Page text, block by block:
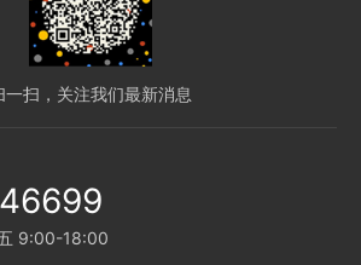
一扫，关注我们最新消息
9:00-18:00